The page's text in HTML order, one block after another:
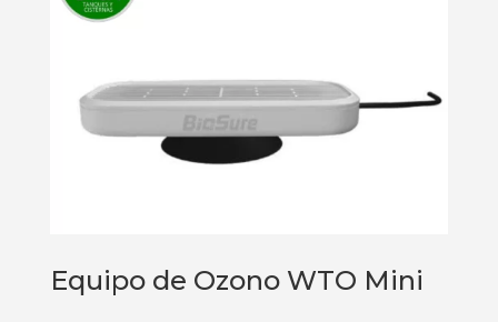
Equipo de Ozono WTO Mini